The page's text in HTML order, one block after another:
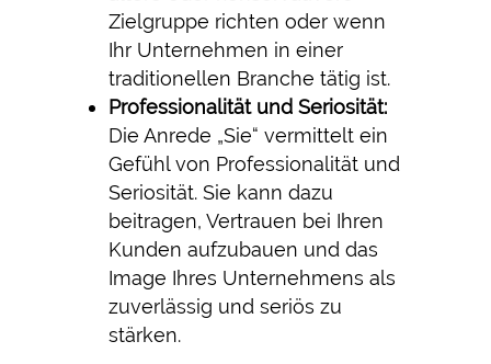
Zielgruppe richten oder wenn
Ihr Unternehmen in einer
traditionellen Branche tätig ist.
Professionalität und Seriosität:
Die Anrede „Sie“ vermittelt ein
Gefühl von Professionalität und
Seriosität. Sie kann dazu
beitragen, Vertrauen bei Ihren
Kunden aufzubauen und das
Image Ihres Unternehmens als
zuverlässig und seriös zu
stärken.